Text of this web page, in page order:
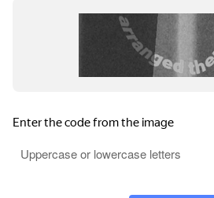
г. Санкт-Петербург, ул.
№ 20, литер Я,
АВРОРА ТЕХ © , 2026. Все